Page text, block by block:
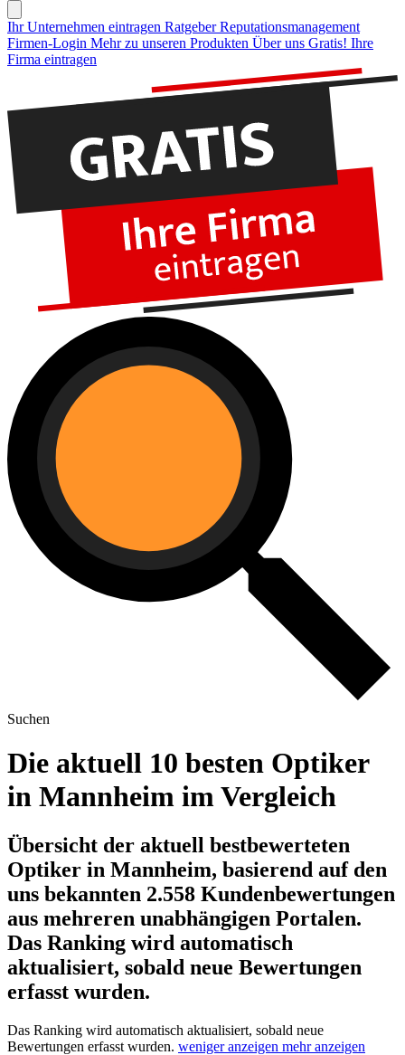
Ihr Unternehmen eintragen Ratgeber Reputationsmanagement
Firmen-Login Mehr zu unseren Produkten Über uns Gratis! Ihre
Firma eintragen
Suchen
Die aktuell 10 besten Optiker
in Mannheim im Vergleich
Übersicht der aktuell bestbewerteten
Optiker in Mannheim, basierend auf den
uns bekannten 2.558 Kundenbewertungen
aus mehreren unabhängigen Portalen.
Das Ranking wird automatisch
aktualisiert, sobald neue Bewertungen
erfasst wurden.
Das Ranking wird automatisch aktualisiert, sobald neue
Bewertungen erfasst wurden. weniger anzeigen mehr anzeigen